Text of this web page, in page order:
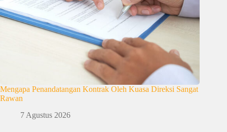
Mengapa Penandatangan Kontrak Oleh Kuasa Direksi Sangat
Rawan
7 Agustus 2026